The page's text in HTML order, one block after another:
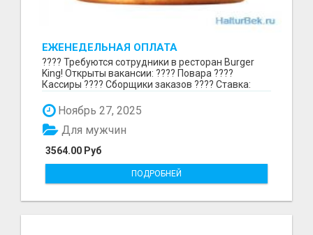
ЕЖЕНЕДЕЛЬНАЯ ОПЛАТА
???? Требуются сотрудники в ресторан Burger
King! Открыты вакансии: ???? Повара ????
Кассиры ???? Сборщики заказов ???? Ставка:
Ноябрь 27, 2025
3564.00 Руб
Для мужчин
ПОДРОБНЕЙ